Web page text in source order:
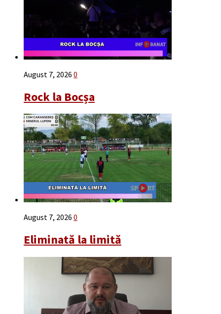
August 7, 2026 0
Rock la Bocșa
August 7, 2026 0
Eliminată la limită